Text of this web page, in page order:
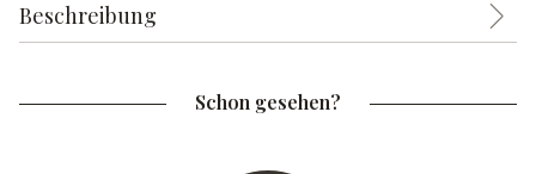
Beschreibung
Schon gesehen?